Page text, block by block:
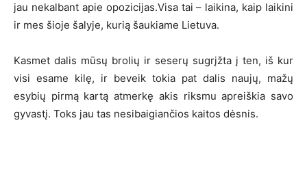
jau nekalbant apie opozicijas.Visa tai – laikina, kaip laikini
ir mes šioje šalyje, kurią šaukiame Lietuva.
Kasmet dalis mūsų brolių ir seserų sugrįžta į ten, iš kur
visi esame kilę, ir beveik tokia pat dalis naujų, mažų
esybių pirmą kartą atmerkę akis riksmu apreiškia savo
gyvastį. Toks jau tas nesibaigiančios kaitos dėsnis.